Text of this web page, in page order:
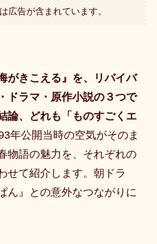
広告が含まれています。
がきこえる』を、リバイバ
ドラマ・原作小説の３つで
論、どれも「ものすごくエ
年公開当時の空気がそのま
物語の魅力を、それぞれの
せて紹介します。朝ドラ
ん』との意外なつながりに